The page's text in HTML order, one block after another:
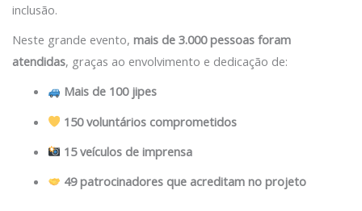
inclusão.
Neste grande evento, mais de 3.000 pessoas foram
atendidas, graças ao envolvimento e dedicação de:
Mais de 100 jipes
150 voluntários comprometidos
15 veículos de imprensa
49 patrocinadores que acreditam no projeto